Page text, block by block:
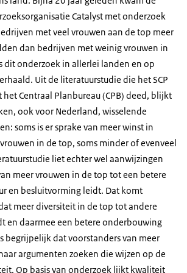
Catalyst met onderzoek
met veel vrouwen aan de top meer
dan bedrijven met weinig vrouwen in
dit onderzoek in allerlei landen en op
Uit de literatuurstudie die het SCP
Centraal Planbureau (CPB) deed, blijkt
ook voor Nederland, wisselende
soms is er sprake van meer winst in
in de top, soms minder of evenveel
liet echter wel aanwijzingen
meer vrouwen in de top tot een betere
en besluitvorming leidt. Dat komt
meer diversiteit in de top tot andere
en daarmee een betere onderbouwing
begrijpelijk dat voorstanders van meer
argumenten zoeken die wijzen op de
Op basis van onderzoek lijkt kwaliteit